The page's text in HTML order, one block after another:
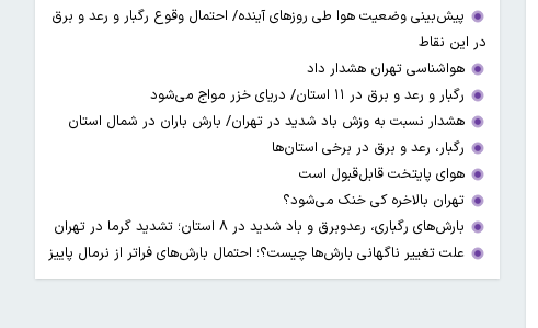
پیش‌بینی وضعیت هوا طی روزهای آینده/ احتمال وقوع رگبار و رعد و برق
در این نقاط
هواشناسی تهران هشدار داد
رگبار و رعد و برق در ۱۱ استان‌/ دریای خزر مواج می‌شود
هشدار نسبت به وزش باد شدید در تهران/ بارش باران در شمال استان
رگبار، رعد و برق در برخی استان‌ها
هوای پایتخت قابل‌قبول است
تهران بالاخره کی خنک می‌شود؟
بارش‌های رگباری، رعدوبرق و باد شدید در ۸ استان؛ تشدید گرما در تهران
علت تغییر ناگهانی بارش‌ها چیست؟؛ احتمال بارش‌های فراتر از نرمال پاییز